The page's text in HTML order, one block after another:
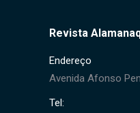
Revista
Endereço
Avenida Afonso
Tel: